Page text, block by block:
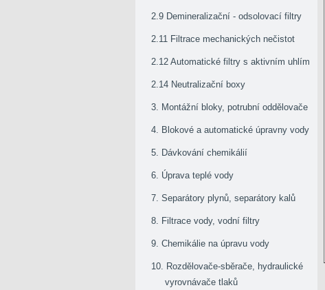
2.9 Demineralizační - odsolovací filtry
2.11 Filtrace mechanických nečistot
2.12 Automatické filtry s aktivním uhlím
2.14 Neutralizační boxy
3. Montážní bloky, potrubní oddělovače
4. Blokové a automatické úpravny vody
5. Dávkování chemikálií
6. Úprava teplé vody
7. Separátory plynů, separátory kalů
8. Filtrace vody, vodní filtry
9. Chemikálie na úpravu vody
10. Rozdělovače-sběrače, hydraulické
vyrovnávače tlaků